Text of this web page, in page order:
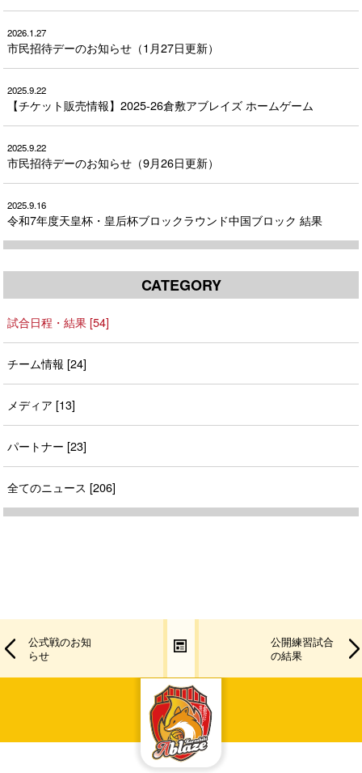
2026.1.27
市民招待デーのお知らせ（1月27日更新）
2025.9.22
【チケット販売情報】2025-26倉敷アブレイズ ホームゲーム
2025.9.22
市民招待デーのお知らせ（9月26日更新）
2025.9.16
令和7年度天皇杯・皇后杯ブロックラウンド中国ブロック 結果
CATEGORY
試合日程・結果 [54]
チーム情報 [24]
メディア [13]
パートナー [23]
全てのニュース [206]
公式戦のお知
らせ
公開練習試合
の結果